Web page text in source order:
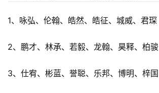
1、咏弘、伦翰、皓然、皓征、城威、君琛
2、鹏才、林承、若毅、龙翰、昊释、柏骏
3、仕宥、彬蓝、誉聪、乐邦、博明、梓国